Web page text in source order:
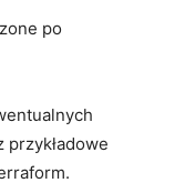
po
przykładowe​